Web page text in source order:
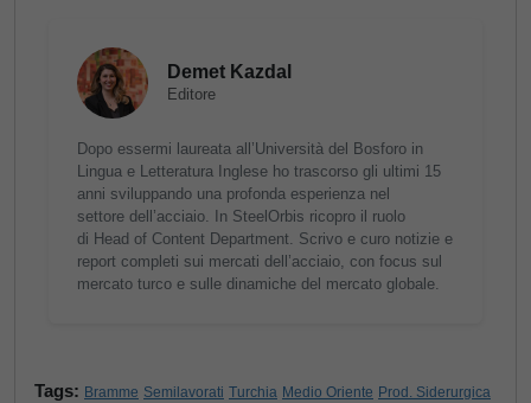
Demet Kazdal
Editore
Dopo essermi laureata all’Università del Bosforo in
Lingua e Letteratura Inglese ho trascorso gli ultimi 15
anni sviluppando una profonda esperienza nel
settore dell’acciaio. In SteelOrbis ricopro il ruolo
di Head of Content Department. Scrivo e curo notizie e
report completi sui mercati dell’acciaio, con focus sul
mercato turco e sulle dinamiche del mercato globale.
Tags: Bramme Semilavorati Turchia Medio Oriente Prod. Siderurgica